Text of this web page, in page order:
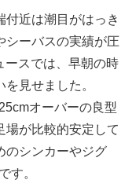
付近は潮目がはっき
シーバスの実績が圧
ースでは、早朝の時
見せました。
オーバーの良型
場が比較的安定して
のシンカーやジグ
す。